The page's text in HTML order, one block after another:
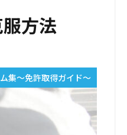
方法
集～免許取得ガイド～